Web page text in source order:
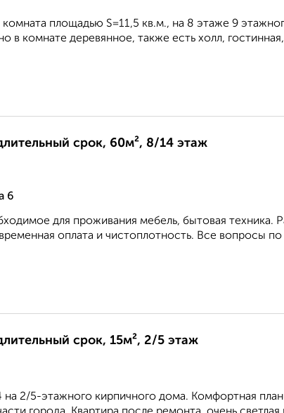
комната площадью S=11,5 кв.м., на 8 этаже 9
в комнате деревянное, также есть холл,
срок, 60м², 8/14 этаж
6
для проживания мебель, бытовая
оплата и чистоплотность. Все вопросы по
срок, 15м², 2/5 этаж
2/5-этажного кирпичного дома. Комфортная